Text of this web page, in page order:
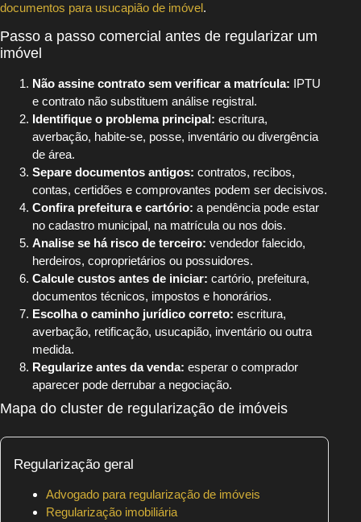
documentos para usucapião de imóvel.
Passo a passo comercial antes de regularizar um
imóvel
Não assine contrato sem verificar a matrícula: IPTU
e contrato não substituem análise registral.
Identifique o problema principal: escritura,
averbação, habite-se, posse, inventário ou divergência
de área.
Separe documentos antigos: contratos, recibos,
contas, certidões e comprovantes podem ser decisivos.
Confira prefeitura e cartório: a pendência pode estar
no cadastro municipal, na matrícula ou nos dois.
Analise se há risco de terceiro: vendedor falecido,
herdeiros, coproprietários ou possuidores.
Calcule custos antes de iniciar: cartório, prefeitura,
documentos técnicos, impostos e honorários.
Escolha o caminho jurídico correto: escritura,
averbação, retificação, usucapião, inventário ou outra
medida.
Regularize antes da venda: esperar o comprador
aparecer pode derrubar a negociação.
Mapa do cluster de regularização de imóveis
Regularização geral
Advogado para regularização de imóveis
Regularização imobiliária